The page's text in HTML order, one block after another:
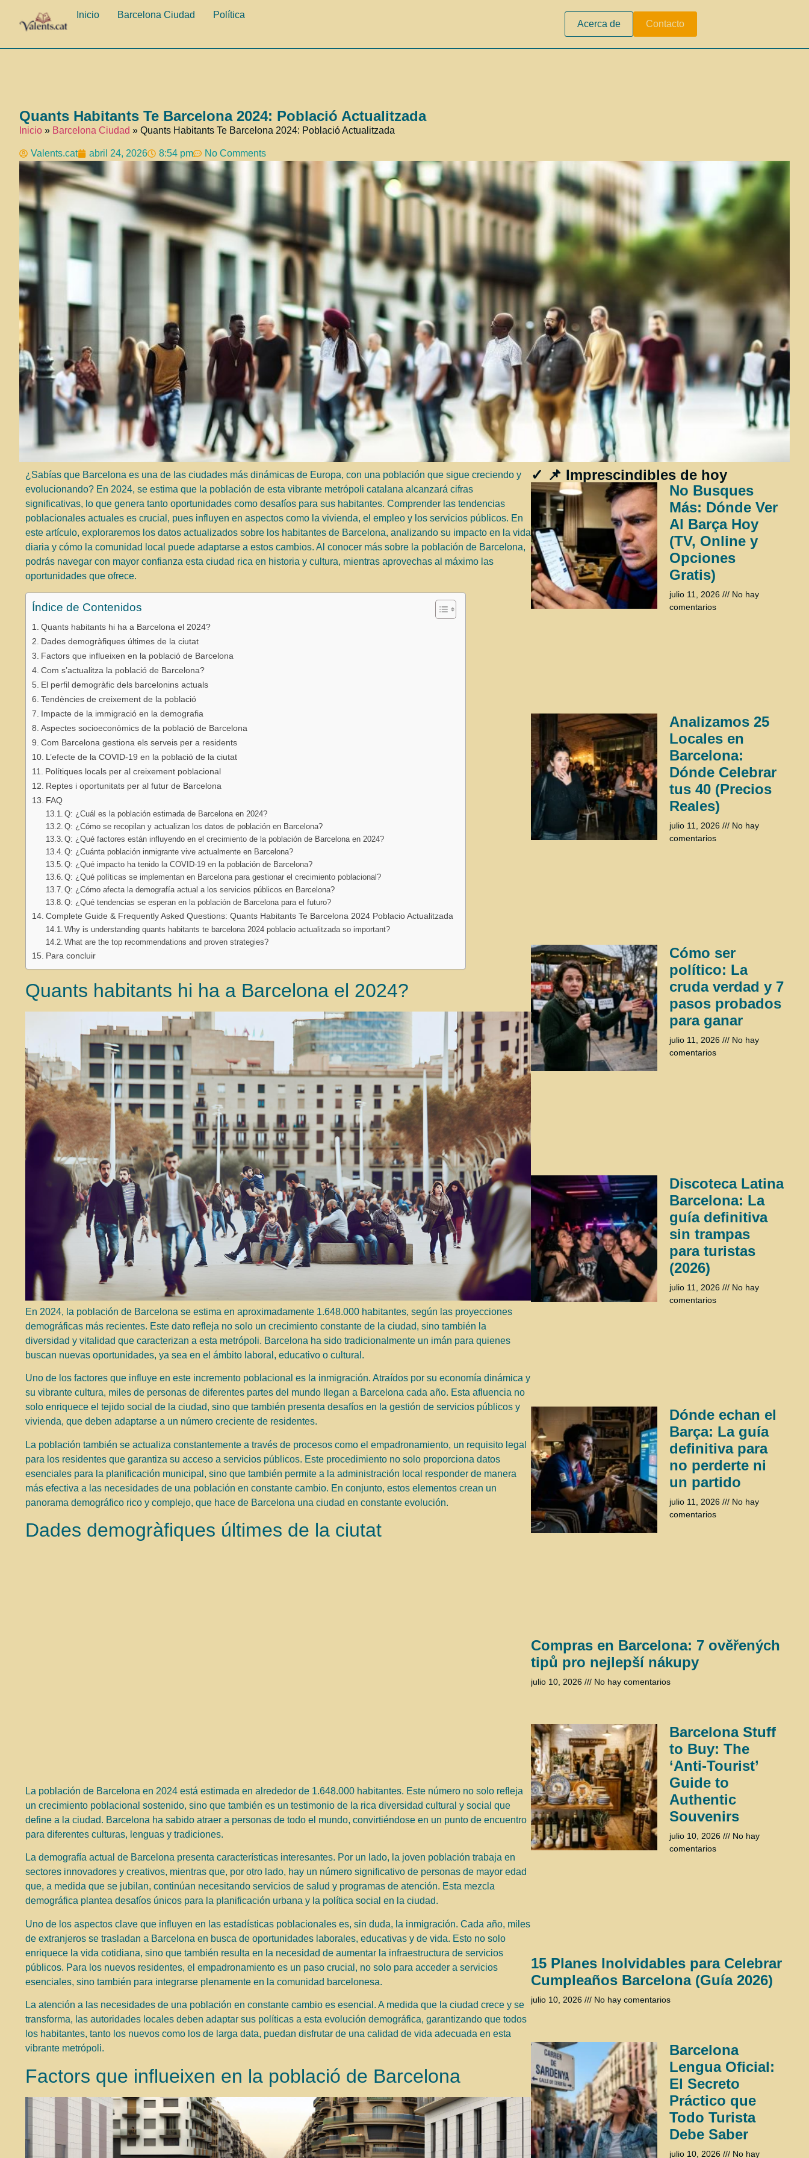
Inicio Barcelona Ciudad
Política
Acerca de
Contacto
Quants Habitants Te Barcelona 2024: Població Actualitzada
Inicio » Barcelona Ciudad » Quants Habitants Te Barcelona 2024: Població Actualitzada
Valents.cat abril 24, 2026 8:54 pm No Comments
¿Sabías que Barcelona es una de las ciudades más dinámicas de Europa, con una población que sigue creciendo y
evolucionando? En 2024, se estima que la población de esta vibrante metrópoli catalana alcanzará cifras
significativas, lo que genera tanto oportunidades como desafíos para sus habitantes. Comprender las tendencias
poblacionales actuales es crucial, pues influyen en aspectos como la vivienda, el empleo y los servicios públicos. En
este artículo, exploraremos los datos actualizados sobre los habitantes de Barcelona, analizando su impacto en la vida
diaria y cómo la comunidad local puede adaptarse a estos cambios. Al conocer más sobre la población de Barcelona,
podrás navegar con mayor confianza esta ciudad rica en historia y cultura, mientras aprovechas al máximo las
oportunidades que ofrece.
Índice de Contenidos
Quants habitants hi ha a Barcelona el 2024?
Dades demogràfiques últimes de la ciutat
Factors que influeixen en la població de Barcelona
Com s’actualitza la població de Barcelona?
El perfil demogràfic dels barcelonins actuals
Tendències de creixement de la població
Impacte de la immigració en la demografia
Aspectes socioeconòmics de la població de Barcelona
Com Barcelona gestiona els serveis per a residents
L’efecte de la COVID-19 en la població de la ciutat
Polítiques locals per al creixement poblacional
Reptes i oportunitats per al futur de Barcelona
FAQ
Q: ¿Cuál es la población estimada de Barcelona en 2024?
Q: ¿Cómo se recopilan y actualizan los datos de población en Barcelona?
Q: ¿Qué factores están influyendo en el crecimiento de la población de Barcelona en 2024?
Q: ¿Cuánta población inmigrante vive actualmente en Barcelona?
Q: ¿Qué impacto ha tenido la COVID-19 en la población de Barcelona?
Q: ¿Qué políticas se implementan en Barcelona para gestionar el crecimiento poblacional?
Q: ¿Cómo afecta la demografía actual a los servicios públicos en Barcelona?
Q: ¿Qué tendencias se esperan en la población de Barcelona para el futuro?
Complete Guide & Frequently Asked Questions: Quants Habitants Te Barcelona 2024 Poblacio Actualitzada
Why is understanding quants habitants te barcelona 2024 poblacio actualitzada so important?
What are the top recommendations and proven strategies?
Para concluir
Quants habitants hi ha a Barcelona el 2024?
En 2024, la población de Barcelona se estima en aproximadamente 1.648.000 habitantes, según las proyecciones
demográficas más recientes. Este dato refleja no solo un crecimiento constante de la ciudad, sino también la
diversidad y vitalidad que caracterizan a esta metrópoli. Barcelona ha sido tradicionalmente un imán para quienes
buscan nuevas oportunidades, ya sea en el ámbito laboral, educativo o cultural.
Uno de los factores que influye en este incremento poblacional es la inmigración. Atraídos por su economía dinámica y
su vibrante cultura, miles de personas de diferentes partes del mundo llegan a Barcelona cada año. Esta afluencia no
solo enriquece el tejido social de la ciudad, sino que también presenta desafíos en la gestión de servicios públicos y
vivienda, que deben adaptarse a un número creciente de residentes.
La población también se actualiza constantemente a través de procesos como el empadronamiento, un requisito legal
para los residentes que garantiza su acceso a servicios públicos. Este procedimiento no solo proporciona datos
esenciales para la planificación municipal, sino que también permite a la administración local responder de manera
más efectiva a las necesidades de una población en constante cambio. En conjunto, estos elementos crean un
panorama demográfico rico y complejo, que hace de Barcelona una ciudad en constante evolución.
Dades demogràfiques últimes de la ciutat
La población de Barcelona en 2024 está estimada en alrededor de 1.648.000 habitantes. Este número no solo refleja
un crecimiento poblacional sostenido, sino que también es un testimonio de la rica diversidad cultural y social que
define a la ciudad. Barcelona ha sabido atraer a personas de todo el mundo, convirtiéndose en un punto de encuentro
para diferentes culturas, lenguas y tradiciones.
La demografía actual de Barcelona presenta características interesantes. Por un lado, la joven población trabaja en
sectores innovadores y creativos, mientras que, por otro lado, hay un número significativo de personas de mayor edad
que, a medida que se jubilan, continúan necesitando servicios de salud y programas de atención. Esta mezcla
demográfica plantea desafíos únicos para la planificación urbana y la política social en la ciudad.
Uno de los aspectos clave que influyen en las estadísticas poblacionales es, sin duda, la inmigración. Cada año, miles
de extranjeros se trasladan a Barcelona en busca de oportunidades laborales, educativas y de vida. Esto no solo
enriquece la vida cotidiana, sino que también resulta en la necesidad de aumentar la infraestructura de servicios
públicos. Para los nuevos residentes, el empadronamiento es un paso crucial, no solo para acceder a servicios
esenciales, sino también para integrarse plenamente en la comunidad barcelonesa.
La atención a las necesidades de una población en constante cambio es esencial. A medida que la ciudad crece y se
transforma, las autoridades locales deben adaptar sus políticas a esta evolución demográfica, garantizando que todos
los habitantes, tanto los nuevos como los de larga data, puedan disfrutar de una calidad de vida adecuada en esta
vibrante metrópoli.
Factors que influeixen en la població de Barcelona
✓ 📌 Imprescindibles de hoy
No Busques
Más: Dónde Ver
Al Barça Hoy
(TV, Online y
Opciones
Gratis)
julio 11, 2026
No hay
comentarios
Analizamos 25
Locales en
Barcelona:
Dónde Celebrar
tus 40 (Precios
Reales)
julio 11, 2026
No hay
comentarios
Cómo ser
político: La
cruda verdad y 7
pasos probados
para ganar
julio 11, 2026
No hay
comentarios
Discoteca Latina
Barcelona: La
guía definitiva
sin trampas
para turistas
(2026)
julio 11, 2026
No hay
comentarios
Dónde echan el
Barça: La guía
definitiva para
no perderte ni
un partido
julio 11, 2026
No hay
comentarios
Compras en Barcelona: 7 ověřených
tipů pro nejlepší nákupy
julio 10, 2026 No hay comentarios
Barcelona Stuff
to Buy: The
‘Anti-Tourist’
Guide to
Authentic
Souvenirs
julio 10, 2026
No hay
comentarios
15 Planes Inolvidables para Celebrar
Cumpleaños Barcelona (Guía 2026)
julio 10, 2026 No hay comentarios
Barcelona
Lengua Oficial:
El Secreto
Práctico que
Todo Turista
Debe Saber
julio 10, 2026 No hay